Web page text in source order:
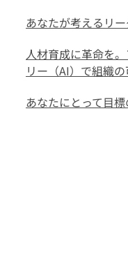
あなたが考えるリ
人材育成に革命を
リー（AI）で組織
あなたにとって目